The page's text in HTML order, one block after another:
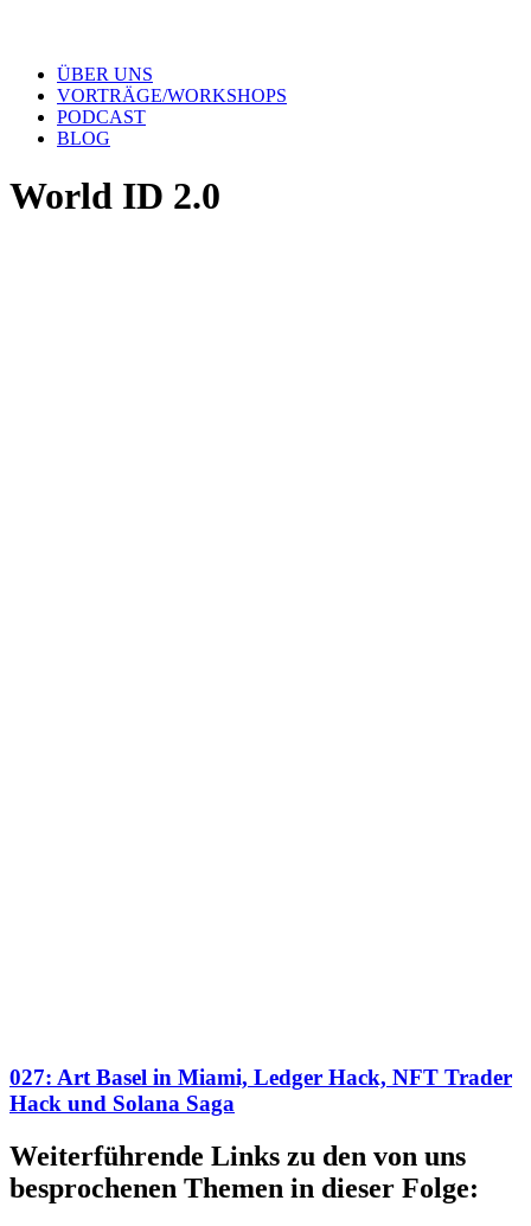
ÜBER UNS
VORTRÄGE/WORKSHOPS
PODCAST
BLOG
World ID 2.0
027: Art Basel in Miami, Ledger Hack, NFT Trader
Hack und Solana Saga
Weiterführende Links zu den von uns
besprochenen Themen in dieser Folge: